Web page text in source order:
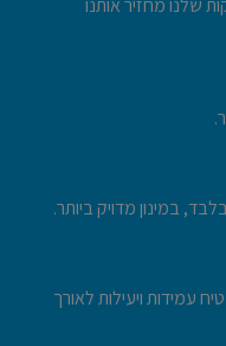
שלנו מחזיר אותנו
במינון מדויק ביותר.
עמידות ויעילות לאורך